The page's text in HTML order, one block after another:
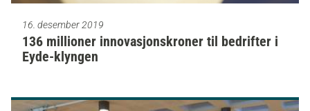
16. desember 2019
136 millioner innovasjonskroner til bedrifter i
Eyde-klyngen